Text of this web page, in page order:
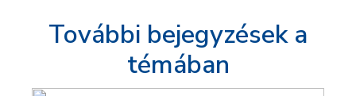
További bejegyzések a
témában